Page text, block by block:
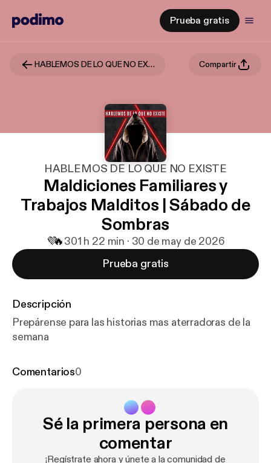
Prueba gratis
HABLEMOS DE LO QUE NO EXISTE Compartir
HABLEMOS DE LO QUE NO EXISTE
Maldiciones Familiares y
Trabajos Malditos | Sábado de
Sombras
💜🔥301 h 22 min · 30 de may de 2026
Prueba gratis
Descripción
Prepárense para las historias mas aterradoras de la
semana
Comentarios0
Sé la primera persona en
comentar
¡Regístrate ahora y únete a la comunidad de